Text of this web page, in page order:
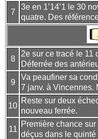
7
3e en 1’14’1 le 30
quatre. Des
8
2e sur ce tracé le 11
Déferrée des
9
Va peaufiner sa
7 janv. à Vincennes.
10
Reste sur deux
nouveau ferrée.
11
Première chance
déçus dans le